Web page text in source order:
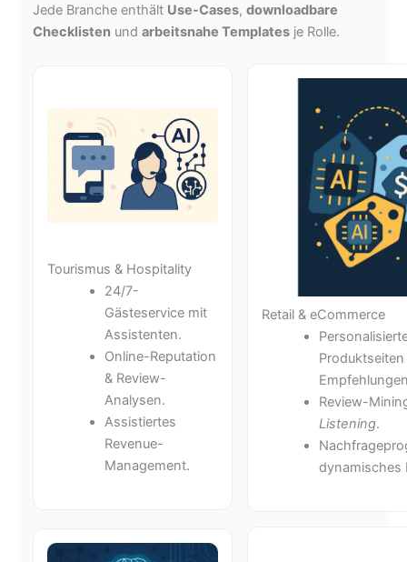
Jede Branche enthält Use-Cases, downloadbare
Checklisten und arbeitsnahe Templates je Rolle.
Tourismus & Hospitality
24/7-
Gästeservice mit
Assistenten.
Online-Reputation
& Review-
Analysen.
Assistiertes
Revenue-
Management.
Retail & eCommerce
Produktseiten
Review-
Listening.
dynamisches